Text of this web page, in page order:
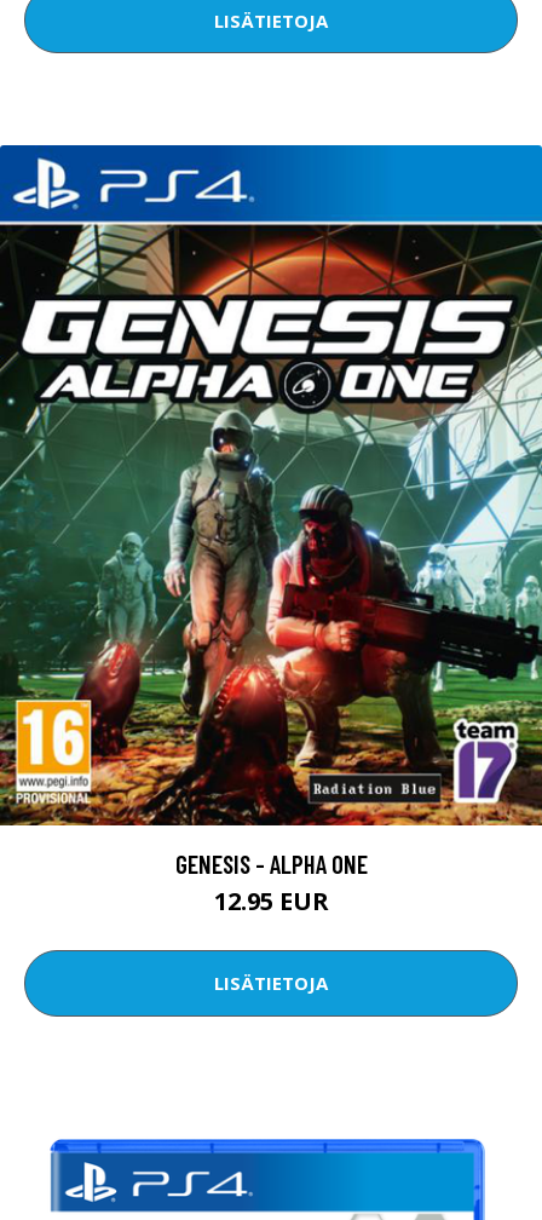
LISÄTIETOJA
GENESIS - ALPHA ONE
12.95 EUR
LISÄTIETOJA